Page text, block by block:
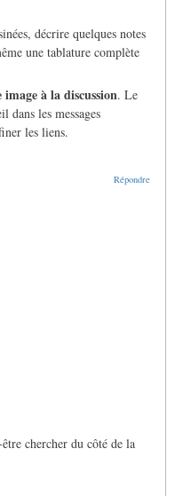
décrire quelques notes
une tablature complète
à la discussion. Le
dans les messages
les liens.
Répondre
chercher du côté de la